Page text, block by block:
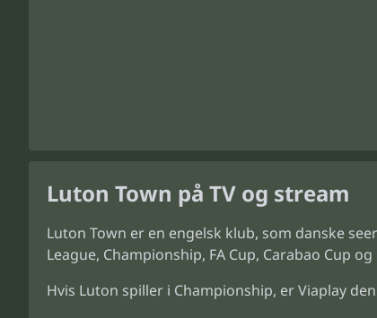
Luton Town på TV og stream
Luton Town er en engelsk klub, som danske
League, Championship, FA Cup, Carabao Cup
Hvis Luton spiller i Championship, er Viaplay